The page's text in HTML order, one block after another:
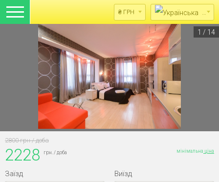
₴ ГРН
1 / 14
2800 грн / доба
2228 грн. / доба мінімальна ціна
Заїзд Виїзд